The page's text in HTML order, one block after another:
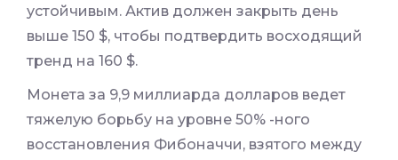
устойчивым. Актив должен закрыть день
выше 150 $, чтобы подтвердить восходящий
тренд на 160 $.
Монета за 9,9 миллиарда долларов ведет
тяжелую борьбу на уровне 50% -ного
восстановления Фибоначчи, взятого между